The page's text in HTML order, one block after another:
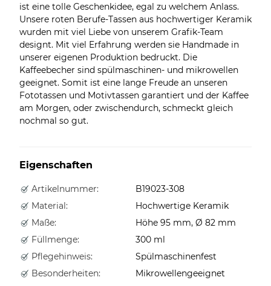
ist eine tolle Geschenkidee, egal zu welchem Anlass.
Unsere roten Berufe-Tassen aus hochwertiger Keramik
wurden mit viel Liebe von unserem Grafik-Team
designt. Mit viel Erfahrung werden sie Handmade in
unserer eigenen Produktion bedruckt. Die
Kaffeebecher sind spülmaschinen- und mikrowellen
geeignet. Somit ist eine lange Freude an unseren
Fototassen und Motivtassen garantiert und der Kaffee
am Morgen, oder zwischendurch, schmeckt gleich
nochmal so gut.
Eigenschaften
Artikelnummer:
B19023-308
Material:
Hochwertige Keramik
Maße:
Höhe 95 mm, Ø 82 mm
Füllmenge:
300 ml
Pflegehinweis:
Spülmaschinenfest
Besonderheiten:
Mikrowellengeeignet